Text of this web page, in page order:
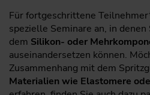
Für fortgeschrittene
spezielle Seminare an, in
dem Silikon- oder
auseinandersetzen können.
Zusammenhang mit dem
Materialien wie Elastomere